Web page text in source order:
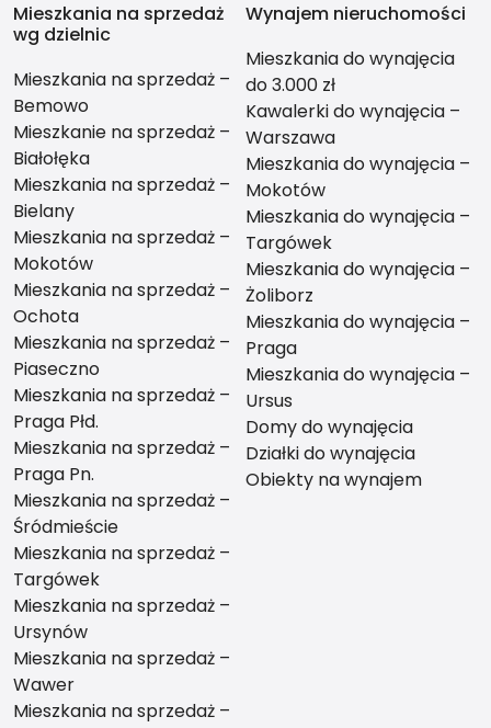
Mieszkania na sprzedaż
wg dzielnic
Mieszkania na sprzedaż –
Bemowo
Mieszkanie na sprzedaż –
Białołęka
Mieszkania na sprzedaż –
Bielany
Mieszkania na sprzedaż –
Mokotów
Mieszkania na sprzedaż –
Ochota
Mieszkania na sprzedaż –
Piaseczno
Mieszkania na sprzedaż –
Praga Płd.
Mieszkania na sprzedaż –
Praga Pn.
Mieszkania na sprzedaż –
Śródmieście
Mieszkania na sprzedaż –
Targówek
Mieszkania na sprzedaż –
Ursynów
Mieszkania na sprzedaż –
Wawer
Mieszkania na sprzedaż –
Wynajem nieruchomości
Mieszkania do wynajęcia
do 3.000 zł
Kawalerki do wynajęcia –
Warszawa
Mieszkania do wynajęcia –
Mokotów
Mieszkania do wynajęcia –
Targówek
Mieszkania do wynajęcia –
Żoliborz
Mieszkania do wynajęcia –
Praga
Mieszkania do wynajęcia –
Ursus
Domy do wynajęcia
Działki do wynajęcia
Obiekty na wynajem